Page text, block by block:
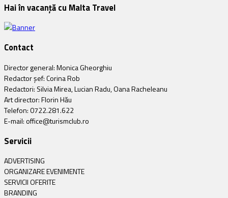
Hai în vacanță cu Malta Travel
Contact
Director general: Monica Gheorghiu
Redactor șef: Corina Rob
Redactori: Silvia Mirea, Lucian Radu, Oana Racheleanu
Art director: Florin Hău
Telefon: 0722.281.622
E-mail: office@turismclub.ro
Servicii
ADVERTISING
ORGANIZARE EVENIMENTE
SERVICII OFERITE
BRANDING